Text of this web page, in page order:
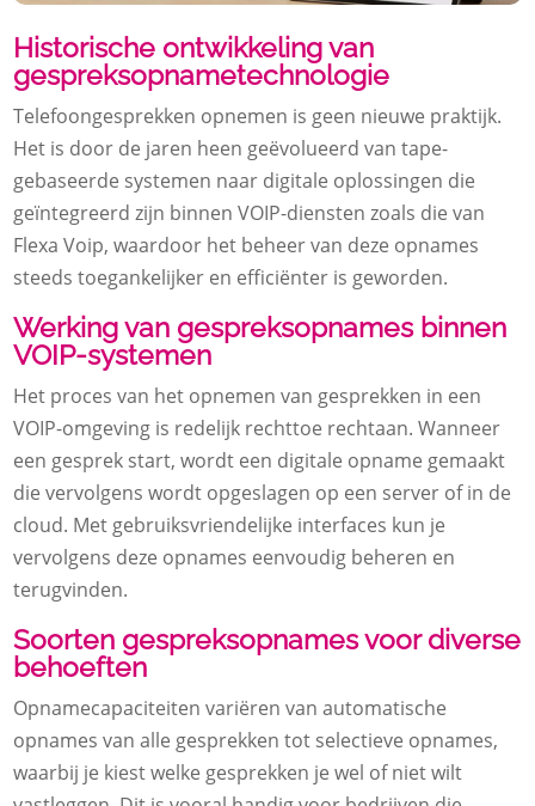
Historische ontwikkeling van
gespreksopnametechnologie
Telefoongesprekken opnemen is geen nieuwe praktijk.
Het is door de jaren heen geëvolueerd van tape-
gebaseerde systemen naar digitale oplossingen die
geïntegreerd zijn binnen VOIP-diensten zoals die van
Flexa Voip, waardoor het beheer van deze opnames
steeds toegankelijker en efficiënter is geworden.
Werking van gespreksopnames binnen
VOIP-systemen
Het proces van het opnemen van gesprekken in een
VOIP-omgeving is redelijk rechttoe rechtaan. Wanneer
een gesprek start, wordt een digitale opname gemaakt
die vervolgens wordt opgeslagen op een server of in de
cloud. Met gebruiksvriendelijke interfaces kun je
vervolgens deze opnames eenvoudig beheren en
terugvinden.
Soorten gespreksopnames voor diverse
behoeften
Opnamecapaciteiten variëren van automatische
opnames van alle gesprekken tot selectieve opnames,
waarbij je kiest welke gesprekken je wel of niet wilt